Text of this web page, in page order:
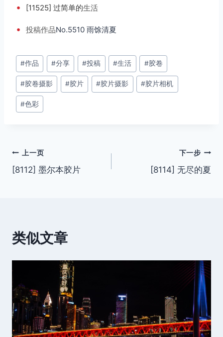
• [11525] 过简单的生活
• 投稿作品No.5510 雨馀清夏
文
章
标
签：
#作品 #分享 #投稿 #生活 #胶卷
#胶卷摄影 #胶片 #胶片摄影 #胶片相机
#色彩
文
章
上一页
[8112] 墨尔本胶片
下一步
[8114] 无尽的夏
类似文章